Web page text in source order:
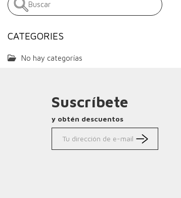
CATEGORIES
No hay categorías
Suscríbete
y obtén descuentos